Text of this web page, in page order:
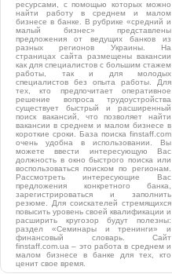
ресурсами, с помощью которых можно
найти работу в среднем и малом
бизнесе в банке. В рубрике «средний и
малый бизнес» представлены
предложения от ведущих банков из
разных регионов Украины. На
страницах сайта размещены вакансии
как для специалистов с большим стажем
работы, так и для молодых
специалистов без опыта работы. Для
тех, кто предпочитает оперативное
решение вопроса трудоустройства
существует быстрый и расширенный
поиск вакансий, что позволяет найти
вакансии в среднем и малом бизнесе в
короткие сроки. База поиска finstaff.com
очень удобна в использовании. Вы
можете ввести интересующую Вас
должность в окно быстрого поиска или
воспользоваться поиском по регионам.
Рассмотреть интересующие Вас
предложения конкретного банка,
зарегистрироваться и заполнить
резюме. Для соискателей стремящихся
повысить уровень своей квалификации и
расширить кругозор будут полезны:
раздел «Семинары и тренинги» и
финансовый словарь. Сайт
finstaff.com.ua – это работа в среднем и
малом бизнесе в банке для тех, кто
ценит свое время.